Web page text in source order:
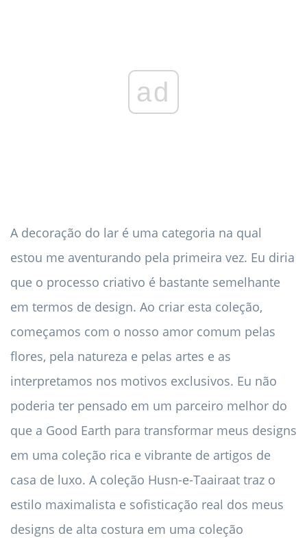
ad
A decoração do lar é uma categoria na qual
estou me aventurando pela primeira vez. Eu diria
que o processo criativo é bastante semelhante
em termos de design. Ao criar esta coleção,
começamos com o nosso amor comum pelas
flores, pela natureza e pelas artes e as
interpretamos nos motivos exclusivos. Eu não
poderia ter pensado em um parceiro melhor do
que a Good Earth para transformar meus designs
em uma coleção rica e vibrante de artigos de
casa de luxo. A coleção Husn-e-Taairaat traz o
estilo maximalista e sofisticação real dos meus
designs de alta costura em uma coleção